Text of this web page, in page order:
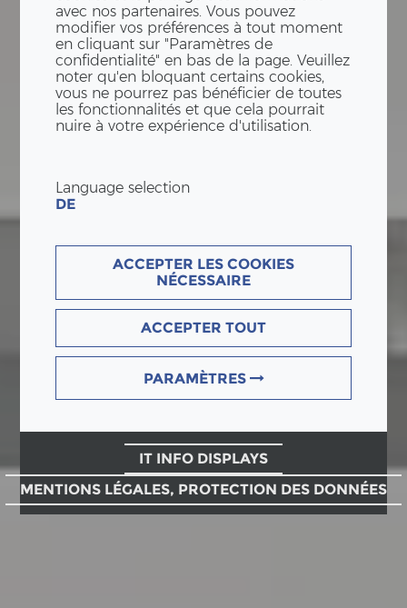
avec nos partenaires. Vous pouvez
modifier vos préférences à tout moment
en cliquant sur "Paramètres de
confidentialité" en bas de la page. Veuillez
noter qu'en bloquant certains cookies,
vous ne pourrez pas bénéficier de toutes
les fonctionnalités et que cela pourrait
nuire à votre expérience d'utilisation.
Language selection
DE
ACCEPTER LES COOKIES
NÉCESSAIRE
ACCEPTER TOUT
PARAMÈTRES
IT INFO DISPLAYS
MENTIONS LÉGALES, PROTECTION DES DONNÉES